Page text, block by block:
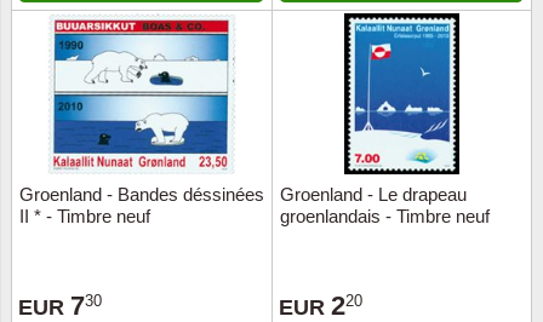
Groenland - Bandes déssinées
II * - Timbre neuf
EUR 730
Groenland - Le drapeau
groenlandais - Timbre neuf
EUR 220